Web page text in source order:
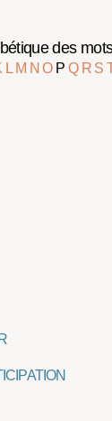
des
L M NO P Q R S